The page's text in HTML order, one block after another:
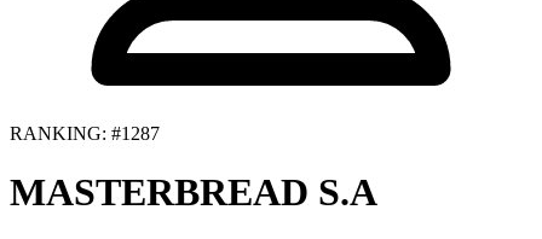
RANKING: #1287
MASTERBREAD S.A